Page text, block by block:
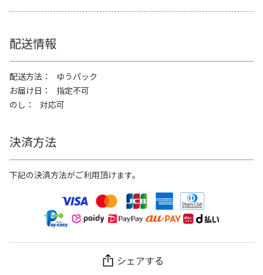
配送情報
配送方法
ゆうパック
お届け日
指定不可
のし
対応可
決済方法
下記の決済方法がご利用頂けます。
シェアする